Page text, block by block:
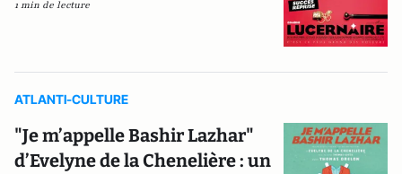
1 min de lecture
ATLANTI-CULTURE
"Je m’appelle Bashir Lazhar"
d’Evelyne de la Chenelière : un